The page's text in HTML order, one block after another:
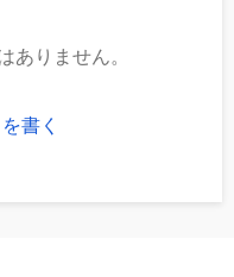
ありません。
書く